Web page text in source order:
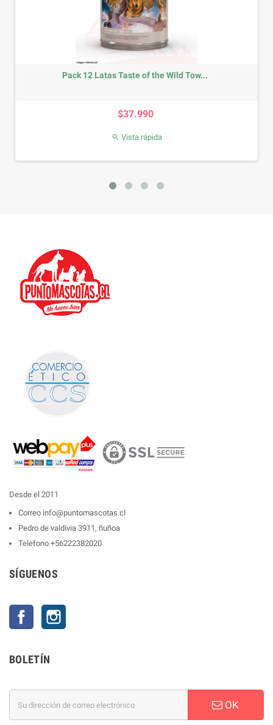
Pack 12 Latas Taste of the Wild Tow...
$37.990
Vista rápida
Desde el 2011
Correo info@puntomascotas.cl
Pedro de valdivia 3911, ñuñoa
Telefono +56222382020
SÍGUENOS
Facebook
BOLETÍN
OK